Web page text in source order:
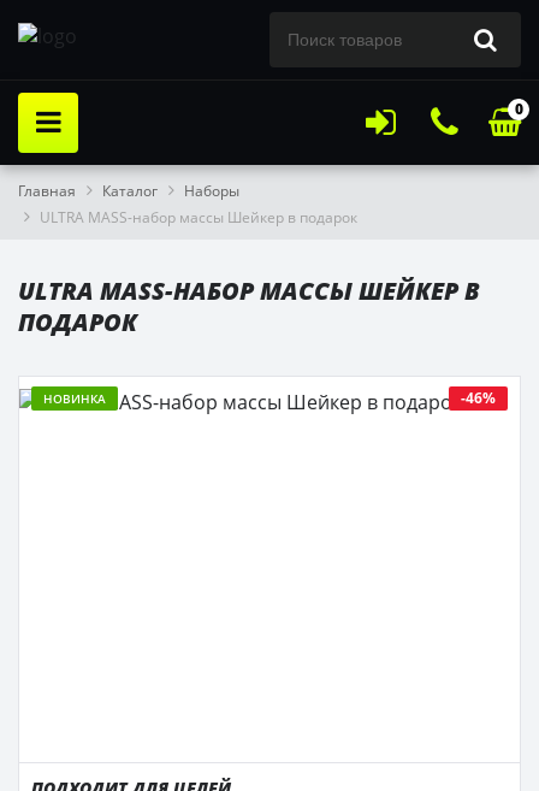
0
Главная Каталог
Наборы
ULTRA MASS-набор массы Шейкер в подарок
ULTRA MASS-НАБОР МАССЫ ШЕЙКЕР В
ПОДАРОК
НОВИНКА -46%